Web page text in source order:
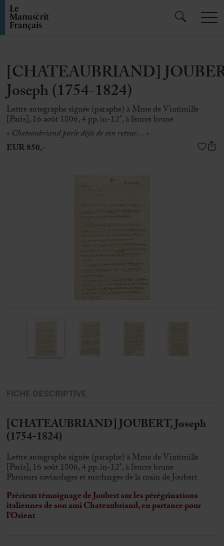
[CHATEAUBRIAND]
Joseph (1754-1824)
Lettre autographe signée (paraphe) à Mme de Vintimille
[Paris], 16 août 1806, 4 pp. in-12°, à l’encre brune
« Chateaubriand parle déjà de son retour… »
EUR 850,-
FICHE DESCRIPTIVE
[CHATEAUBRIAND] JOUBERT, Joseph
(1754-1824)
Lettre autographe signée (paraphe) à Mme de Vintimille
[Paris], 16 août 1806, 4 pp. in-12°, à l’encre brune
Plusieurs caviardages et surcharges de la main de Joubert
Précieux témoignage de Joubert sur les pérégrinations
italiennes de son ami Chateaubriand, en partance pour
l’Orient